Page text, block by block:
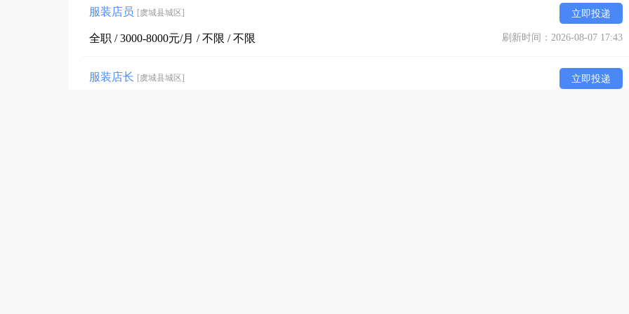
服装店员 [虞城县城区] 立即投递
全职 / 3000-8000元/月 / 不限 / 不限 刷新时间：2026-08-07 17:43
服装店长 [虞城县城区] 立即投递